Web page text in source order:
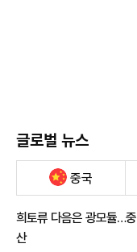
글로벌 뉴스
중국
희토류 다음은 광모듈…
산